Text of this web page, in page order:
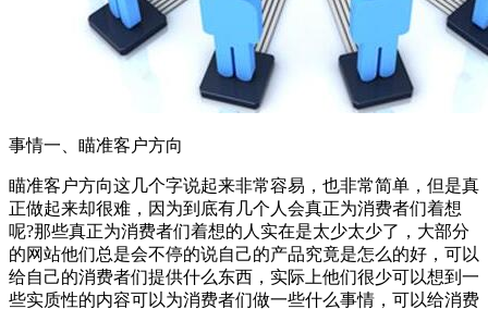
事情一、瞄准客户方向
瞄准客户方向这几个字说起来非常容易，也非常简单，但是真
正做起来却很难，因为到底有几个人会真正为消费者们着想
呢?那些真正为消费者们着想的人实在是太少太少了，大部分
的网站他们总是会不停的说自己的产品究竟是怎么的好，可以
给自己的消费者们提供什么东西，实际上他们很少可以想到一
些实质性的内容可以为消费者们做一些什么事情，可以给消费